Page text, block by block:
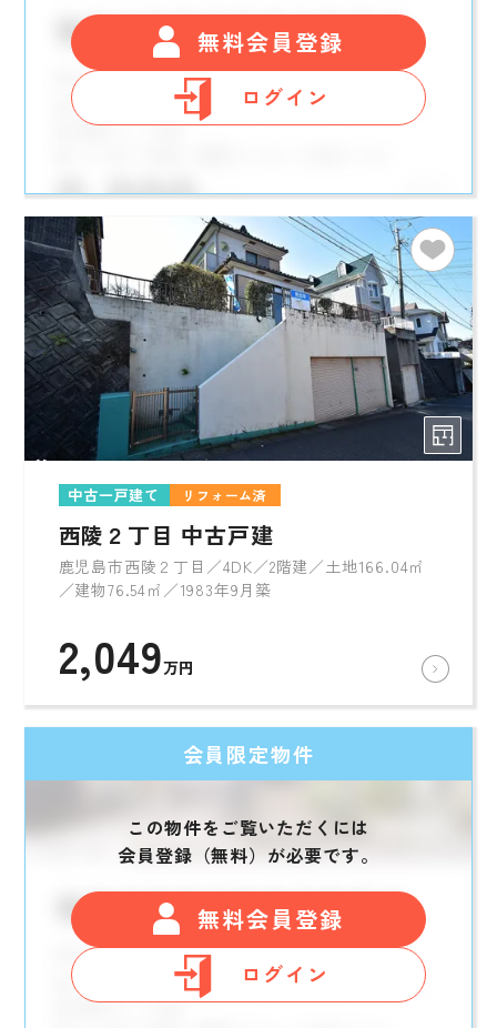
無料会員登録
ログイン
中古一戸建て リフォーム済
西陵２丁目 中古戸建
鹿児島市西陵２丁目／4DK／2階建／土地166.04㎡
／建物76.54㎡／1983年9月築
2,049万円
会員限定物件
この物件をご覧いただくには
会員登録（無料）が必要です。
無料会員登録
ログイン